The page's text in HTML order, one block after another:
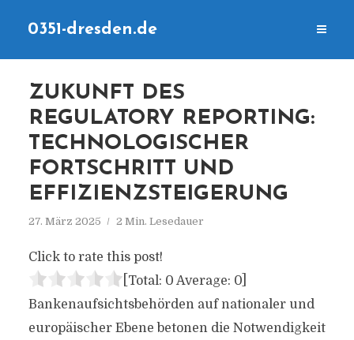
0351-dresden.de
ZUKUNFT DES
REGULATORY REPORTING:
TECHNOLOGISCHER
FORTSCHRITT UND
EFFIZIENZSTEIGERUNG
27. März 2025 2 Min. Lesedauer
Click to rate this post!
[Total: 0 Average: 0]
Bankenaufsichtsbehörden auf nationaler und
europäischer Ebene betonen die Notwendigkeit